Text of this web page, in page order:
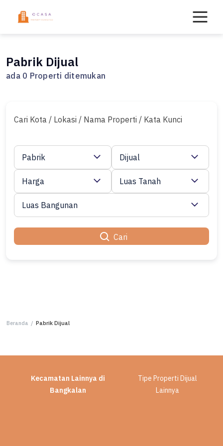
Pabrik Dijual
ada 0 Properti ditemukan
Cari Kota / Lokasi / Nama Properti / Kata Kunci
Cari
Pabrik Dijual
Harga Luas Tanah
Luas Bangunan
Beranda / Pabrik Dijual
Kecamatan Lainnya di
Bangkalan
Tipe Properti Dijual
Lainnya